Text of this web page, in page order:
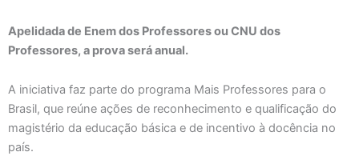
Apelidada de Enem dos Professores ou CNU dos
Professores, a prova será anual.
A iniciativa faz parte do programa Mais Professores para o
Brasil, que reúne ações de reconhecimento e qualificação do
magistério da educação básica e de incentivo à docência no
país.